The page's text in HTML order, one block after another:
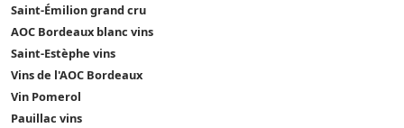
Saint-Émilion grand cru
AOC Bordeaux blanc vins
Saint-Estèphe vins
Vins de l'AOC Bordeaux
Vin Pomerol
Pauillac vins